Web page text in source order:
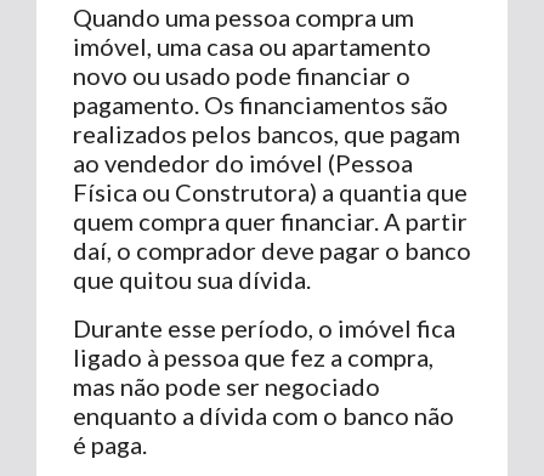
Quando uma pessoa compra um
imóvel, uma casa ou apartamento
novo ou usado pode financiar o
pagamento. Os financiamentos são
realizados pelos bancos, que pagam
ao vendedor do imóvel (Pessoa
Física ou Construtora) a quantia que
quem compra quer financiar. A partir
daí, o comprador deve pagar o banco
que quitou sua dívida.
Durante esse período, o imóvel fica
ligado à pessoa que fez a compra,
mas não pode ser negociado
enquanto a dívida com o banco não
é paga.